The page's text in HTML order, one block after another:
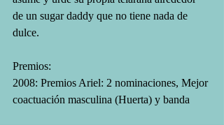
de un sugar daddy que no tiene nada de
dulce.
Premios:
2008: Premios Ariel: 2 nominaciones, Mejor
coactuación masculina (Huerta) y banda